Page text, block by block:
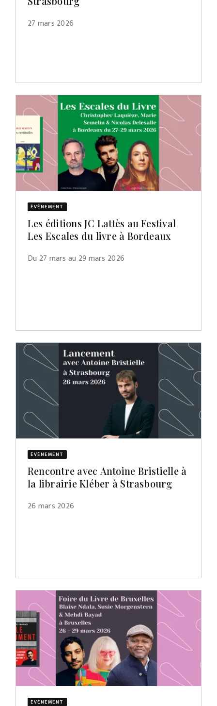
27 mars 2026
ÉVÈNEMENT
Les éditions JC Lattès au Festival
Les Escales du livre à Bordeaux
Du 27 mars au 29 mars 2026
ÉVÈNEMENT
Rencontre avec Antoine Bristielle à
la librairie Kléber à Strasbourg
26 mars 2026
ÉVÈNEMENT